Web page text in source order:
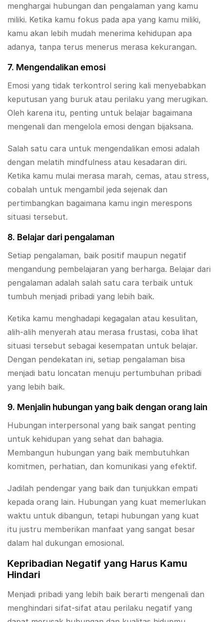
menghargai hubungan dan pengalaman yang kamu
miliki. Ketika kamu fokus pada apa yang kamu miliki,
kamu akan lebih mudah menerima kehidupan apa
adanya, tanpa terus menerus merasa kekurangan.
7. Mengendalikan emosi
Emosi yang tidak terkontrol sering kali menyebabkan
keputusan yang buruk atau perilaku yang merugikan.
Oleh karena itu, penting untuk belajar bagaimana
mengenali dan mengelola emosi dengan bijaksana.
Salah satu cara untuk mengendalikan emosi adalah
dengan melatih mindfulness atau kesadaran diri.
Ketika kamu mulai merasa marah, cemas, atau stress,
cobalah untuk mengambil jeda sejenak dan
pertimbangkan bagaimana kamu ingin merespons
situasi tersebut.
8. Belajar dari pengalaman
Setiap pengalaman, baik positif maupun negatif
mengandung pembelajaran yang berharga. Belajar dari
pengalaman adalah salah satu cara terbaik untuk
tumbuh menjadi pribadi yang lebih baik.
Ketika kamu menghadapi kegagalan atau kesulitan,
alih-alih menyerah atau merasa frustasi, coba lihat
situasi tersebut sebagai kesempatan untuk belajar.
Dengan pendekatan ini, setiap pengalaman bisa
menjadi batu loncatan menuju pertumbuhan pribadi
yang lebih baik.
9. Menjalin hubungan yang baik dengan orang lain
Hubungan interpersonal yang baik sangat penting
untuk kehidupan yang sehat dan bahagia.
Membangun hubungan yang baik membutuhkan
komitmen, perhatian, dan komunikasi yang efektif.
Jadilah pendengar yang baik dan tunjukkan empati
kepada orang lain. Hubungan yang kuat memerlukan
waktu untuk dibangun, tetapi hubungan yang kuat
itu justru memberikan manfaat yang sangat besar
dalam hal dukungan emosional.
Kepribadian Negatif yang Harus Kamu
Hindari
Menjadi pribadi yang lebih baik berarti mengenali dan
menghindari sifat-sifat atau perilaku negatif yang